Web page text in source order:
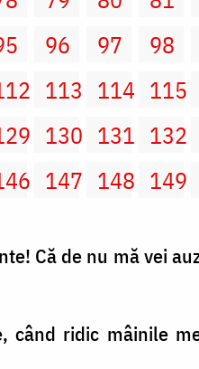
96 97 98
113 114 115
130 131 132
147 148 149
Că de nu mă vei
când ridic mâinile